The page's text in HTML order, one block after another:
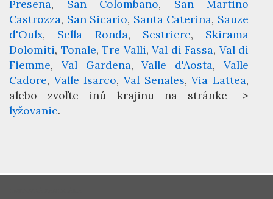
Presena
San Colombano
San Martino
Castrozza San Sicario Santa Caterina Sauze
d'Oulx
Sella Ronda Sestriere
Skirama
Dolomiti Tonale Tre Valli Val di Fassa Val di
Fiemme
Val Gardena Valle d'Aosta
Valle
Cadore Valle Isarco Val Senales Via Lattea
alebo zvoľte inú krajinu na stránke ->
lyžovanie.